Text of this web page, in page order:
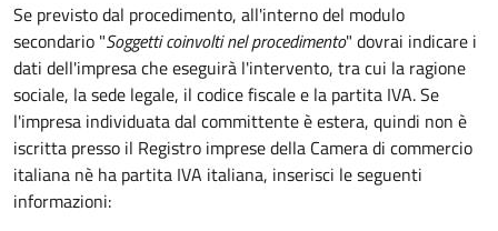
Se previsto dal procedimento, all'interno del modulo
secondario "Soggetti coinvolti nel procedimento" dovrai indicare i
dati dell'impresa che eseguirà l'intervento, tra cui la ragione
sociale, la sede legale, il codice fiscale e la partita IVA. Se
l'impresa individuata dal committente è estera, quindi non è
iscritta presso il Registro imprese della Camera di commercio
italiana nè ha partita IVA italiana, inserisci le seguenti
informazioni: